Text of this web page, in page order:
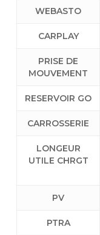
WEBASTO
CARPLAY
PRISE DE
MOUVEMENT
RESERVOIR GO
CARROSSERIE
LONGEUR
UTILE CHRGT
PV
PTRA